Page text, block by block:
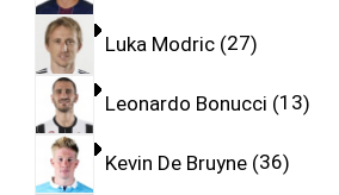
Luka Modric 27
Leonardo Bonucci 13
Kevin De Bruyne 36